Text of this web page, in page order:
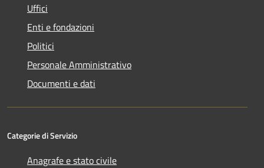
Uffici
Enti e fondazioni
Politici
Personale Amministrativo
Documenti e dati
Categorie di Servizio
Anagrafe e stato civile